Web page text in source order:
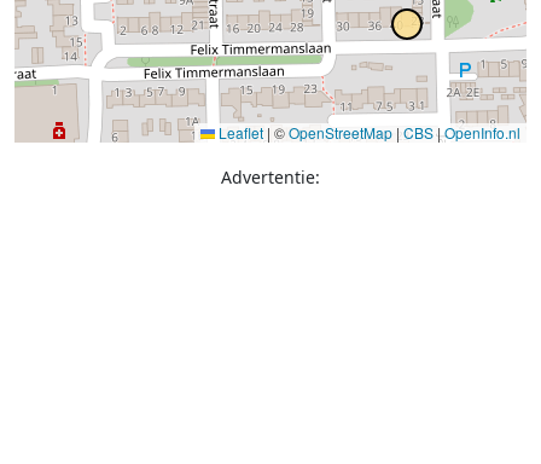
Leaflet | ©OpenStreetMap |CBS|OpenInfo.nl
Advertentie: